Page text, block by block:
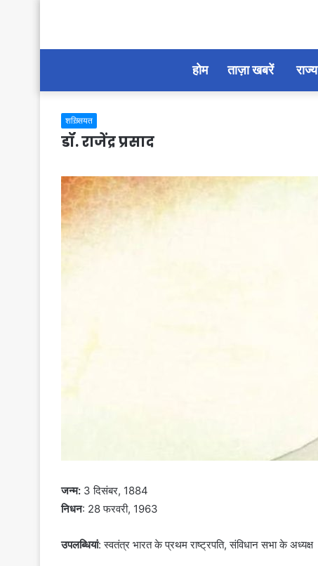
होम ताज़ा खबरें राज्य
शख़्सियत
डॉ. राजेंद्र प्रसाद
जन्म: 3 दिसंबर, 1884
निधन: 28 फरवरी, 1963
उपलब्धियां: स्वतंत्र भारत के प्रथम राष्ट्रपति, संविधान सभा के अध्यक्ष